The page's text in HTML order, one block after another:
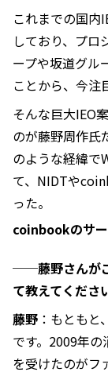
これまでの国内
しており、プロ
ープや坂道グル
ことから、今注
そんな巨大IEO
のが藤野周作氏
のような経緯で
て、NIDTや
った。
coinbookのサ
──藤野さんが
て教えてくださ
藤野 ：もとも
です。2009年
を受けたのがフ